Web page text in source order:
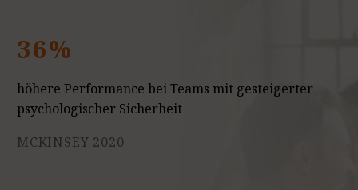
36%
höhere Performance bei Teams mit gesteigerter
psychologischer Sicherheit
MCKINSEY 2020